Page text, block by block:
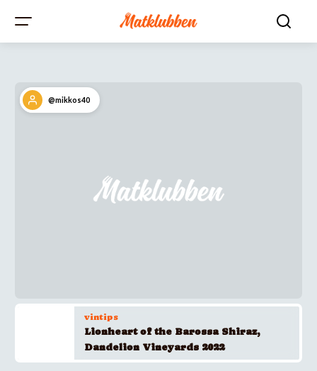
@mikkos40
vintips
Lionheart of the Barossa Shiraz,
Dandelion Vineyards 2022